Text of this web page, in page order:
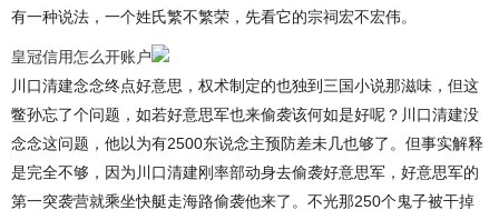
有一种说法，一个姓氏繁不繁荣，先看它的宗祠宏不宏伟。
皇冠信用怎么开账户
川口清建念念终点好意思，权术制定的也独到三国小说那滋味，但这
鳖孙忘了个问题，如若好意思军也来偷袭该何如是好呢？川口清建没
念念这问题，他以为有2500东说念主预防差未几也够了。但事实解释
是完全不够，因为川口清建刚率部动身去偷袭好意思军，好意思军的
第一突袭营就乘坐快艇走海路偷袭他来了。不光那250个鬼子被干掉